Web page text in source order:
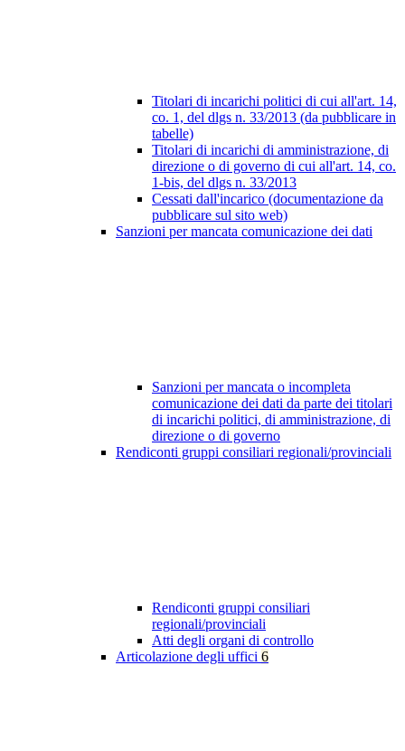
Titolari di incarichi politici di cui all'art. 14,
co. 1, del dlgs n. 33/2013 (da pubblicare in
tabelle)
Titolari di incarichi di amministrazione, di
direzione o di governo di cui all'art. 14, co.
1-bis, del dlgs n. 33/2013
Cessati dall'incarico (documentazione da
pubblicare sul sito web)
Sanzioni per mancata comunicazione dei dati
Sanzioni per mancata o incompleta
comunicazione dei dati da parte dei titolari
di incarichi politici, di amministrazione, di
direzione o di governo
Rendiconti gruppi consiliari regionali/provinciali
Rendiconti gruppi consiliari
regionali/provinciali
Atti degli organi di controllo
Articolazione degli uffici 6